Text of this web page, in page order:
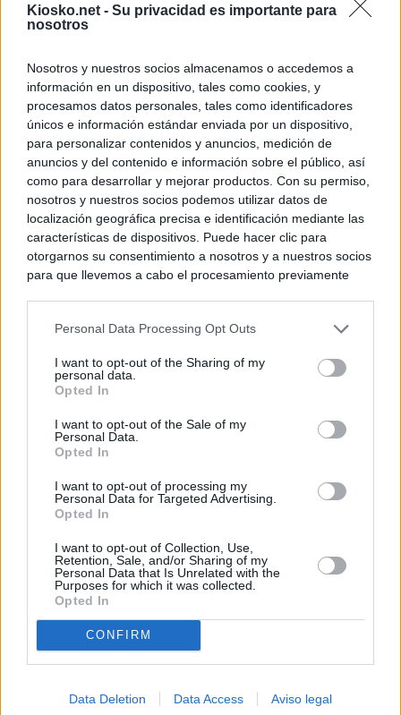
Kiosko.net - Su privacidad es importante para
nosotros
Nosotros y nuestros socios almacenamos o accedemos a
información en un dispositivo, tales como cookies, y
procesamos datos personales, tales como identificadores
únicos e información estándar enviada por un dispositivo,
para personalizar contenidos y anuncios, medición de
anuncios y del contenido e información sobre el público, así
como para desarrollar y mejorar productos. Con su permiso,
nosotros y nuestros socios podemos utilizar datos de
localización geográfica precisa e identificación mediante las
características de dispositivos. Puede hacer clic para
otorgarnos su consentimiento a nosotros y a nuestros socios
para que llevemos a cabo el procesamiento previamente
negar su consentimiento. Tenga en cuenta que algún
de su consentimiento, pero usted tiene el derecho de
rechazar tal procesamiento. Sus preferencias se aplicarán
cualquier momento entrando de nuevo en este sitio web o
visitando nuestra política de privacidad.
Personal Data Processing Opt Outs
I want to opt-out of the Sharing of my
personal data.
Opted In
I want to opt-out of the Sale of my
Personal Data.
Opted In
I want to opt-out of processing my
Personal Data for Targeted Advertising.
Opted In
I want to opt-out of Collection, Use,
Retention, Sale, and/or Sharing of my
Personal Data that Is Unrelated with the
Purposes for which it was collected.
Opted In
CONFIRM
Data Deletion Data Access Aviso legal